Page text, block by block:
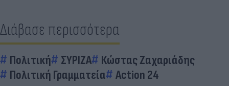
Διάβασε περισσότερα
Πολιτική ΣΥΡΙΖΑ
Κώστας Ζαχαριάδης
Πολιτική Γραμματεία
Action 24